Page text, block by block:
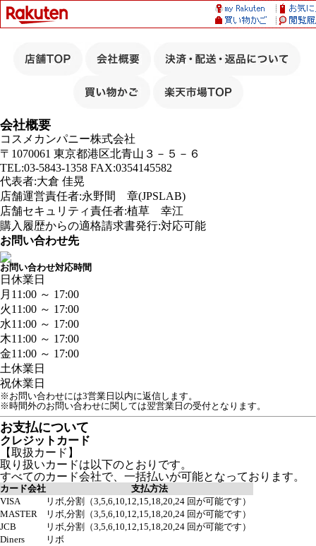
会社概要
コスメカンパニー株式会社
〒1070061 東京都港区北青山３－５－６
TEL:03-5843-1358 FAX:0354145582
代表者:大倉 佳晃
店舗運営責任者:永野間 章(JPSLAB)
店舗セキュリティ責任者:植草 幸江
購入履歴からの適格請求書発行:対応可能
お問い合わせ先
お問い合わせ対応時間
日 休業日
月 11:00 ～ 17:00
火11:00 ～ 17:00
水11:00 ～ 17:00
木11:00 ～ 17:00
金11:00 ～ 17:00
土休業日
祝休業日
※お問い合わせには3営業日以内に返信します。
※時間外のお問い合わせに関しては翌営業日の受付となります。
お支払について
クレジットカード
【取扱カード】
取り扱いカードは以下のとおりです。
すべてのカード会社で、一括払いが可能となっております。
カード会社
支払方法
VISA
リボ,分割（3,5,6,10,12,15,18,20,24 回が可能です）
MASTER
リボ,分割（3,5,6,10,12,15,18,20,24 回が可能です）
JCB
リボ,分割（3,5,6,10,12,15,18,20,24 回が可能です）
Diners
リボ